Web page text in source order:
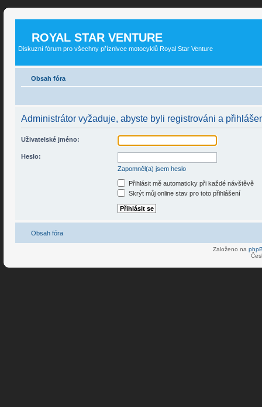
ROYAL STAR VENTURE
Diskuzní fórum pro všechny příznivce motocyklů Royal Star Venture
Obsah fóra
Administrátor vyžaduje, abyste byli registrováni a
Uživatelské jméno:
Heslo:
Zapomněl(a) jsem heslo
Přihlásit mě automaticky při každé návštěvě
Skrýt můj online stav pro toto přihlášení
Obsah fóra
Založeno na